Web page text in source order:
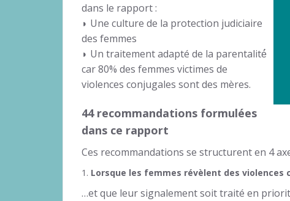
dans le rapport :
◗ Une culture de la protection judiciaire
des femmes
◗ Un traitement adapté de la parentalité́
car 80% des femmes victimes de
violences conjugales sont des mères.
44 recommandations formulées
dans ce rapport
Ces recommandations se structurent en 4
1. Lorsque les femmes révèlent des violences
…et que leur signalement soit traité en